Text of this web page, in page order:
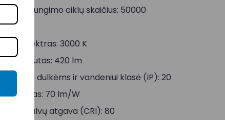
išjungimo ciklų skaičius: 50000
6 W
spektras: 3000 K
srautas: 420 lm
dulkėms ir vandeniui klasė (IP): 20
70 lm/W
spalvų atgava (CRI): 80